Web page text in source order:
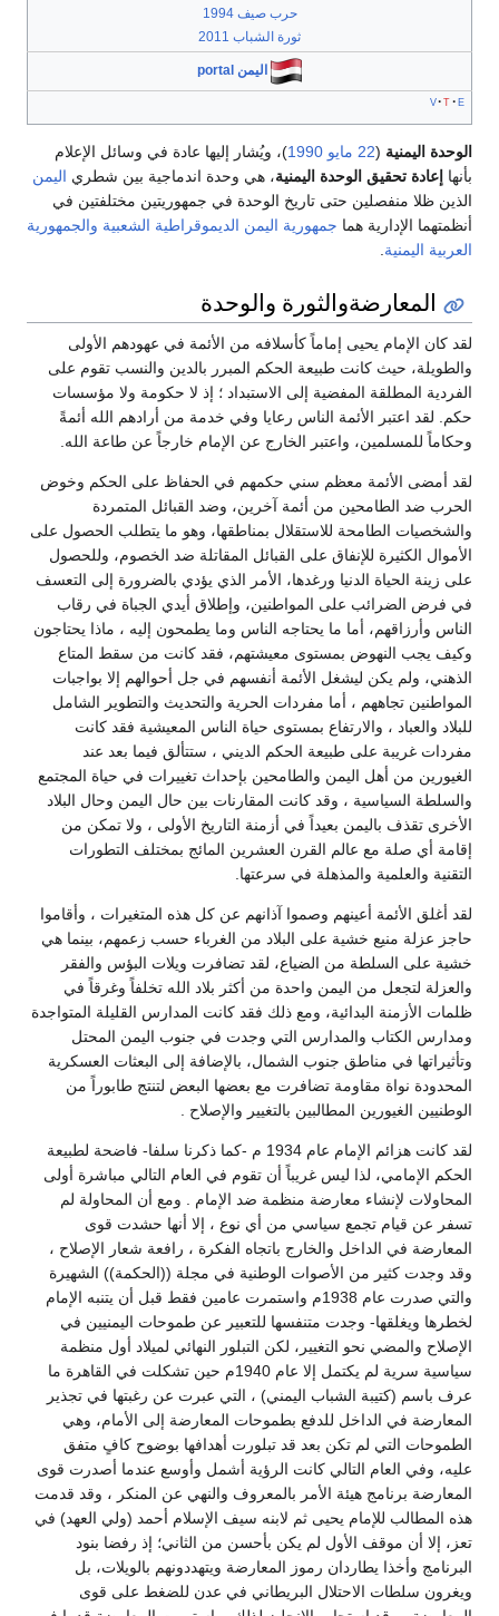
حرب صيف 1994
ثورة الشباب 2011
اليمن portal
v t e
الوحدة اليمنية (22 مايو 1990)، ويُشار إليها عادة في وسائل الإعلام
بأنها إعادة تحقيق الوحدة اليمنية، هي وحدة اندماجية بين شطري اليمن
الذين ظلا منفصلين حتى تاريخ الوحدة في جمهوريتين مختلفتين في
أنظمتهما الإدارية هما جمهورية اليمن الديموقراطية الشعبية والجمهورية
العربية اليمنية
المعارضةوالثورة والوحدة
لقد كان الإمام يحيى إماماً كأسلافه من الأئمة في عهودهم الأولى
والطويلة، حيث كانت طبيعة الحكم المبرر بالدين والنسب تقوم على
الفردية المطلقة المفضية إلى الاستبداد ؛ إذ لا حكومة ولا مؤسسات
حكم. لقد اعتبر الأئمة الناس رعايا وفي خدمة من أرادهم الله أئمةً
وحكاماً للمسلمين، واعتبر الخارج عن الإمام خارجاً عن طاعة الله.
لقد أمضى الأئمة معظم سني حكمهم في الحفاظ على الحكم وخوض
الحرب ضد الطامحين من أئمة آخرين، وضد القبائل المتمردة
والشخصيات الطامحة للاستقلال بمناطقها، وهو ما يتطلب الحصول على
الأموال الكثيرة للإنفاق على القبائل المقاتلة ضد الخصوم، وللحصول
على زينة الحياة الدنيا ورغدها، الأمر الذي يؤدي بالضرورة إلى التعسف
في فرض الضرائب على المواطنين، وإطلاق أيدي الجباة في رقاب
الناس وأرزاقهم، أما ما يحتاجه الناس وما يطمحون إليه ، ماذا يحتاجون
وكيف يجب النهوض بمستوى معيشتهم، فقد كانت من سقط المتاع
الذهني، ولم يكن ليشغل الأئمة أنفسهم في جل أحوالهم إلا بواجبات
المواطنين تجاههم ، أما مفردات الحرية والتحديث والتطوير الشامل
للبلاد والعباد ، والارتفاع بمستوى حياة الناس المعيشية فقد كانت
مفردات غريبة على طبيعة الحكم الديني ، ستتألق فيما بعد عند
الغيورين من أهل اليمن والطامحين بإحداث تغييرات في حياة المجتمع
والسلطة السياسية ، وقد كانت المقارنات بين حال اليمن وحال البلاد
الأخرى تقذف باليمن بعيداً في أزمنة التاريخ الأولى ، ولا تمكن من
إقامة أي صلة مع عالم القرن العشرين المائج بمختلف التطورات
التقنية والعلمية والمذهلة في سرعتها.
لقد أغلق الأئمة أعينهم وصموا آذانهم عن كل هذه المتغيرات ، وأقاموا
حاجز عزلة منيع خشية على البلاد من الغرباء حسب زعمهم، بينما هي
خشية على السلطة من الضياع، لقد تضافرت ويلات البؤس والفقر
والعزلة لتجعل من اليمن واحدة من أكثر بلاد الله تخلفاً وغرقاً في
ظلمات الأزمنة البدائية، ومع ذلك فقد كانت المدارس القليلة المتواجدة
ومدارس الكتاب والمدارس التي وجدت في جنوب اليمن المحتل
وتأثيراتها في مناطق جنوب الشمال، بالإضافة إلى البعثات العسكرية
المحدودة نواة مقاومة تضافرت مع بعضها البعض لتنتج طابوراً من
الوطنيين الغيورين المطالبين بالتغيير والإصلاح .
لقد كانت هزائم الإمام عام 1934 م -كما ذكرنا سلفا- فاضحة لطبيعة
الحكم الإمامي، لذا ليس غريباً أن تقوم في العام التالي مباشرة أولى
المحاولات لإنشاء معارضة منظمة ضد الإمام . ومع أن المحاولة لم
تسفر عن قيام تجمع سياسي من أي نوع ، إلا أنها حشدت قوى
المعارضة في الداخل والخارج باتجاه الفكرة ، رافعة شعار الإصلاح ،
وقد وجدت كثير من الأصوات الوطنية في مجلة ((الحكمة)) الشهيرة
والتي صدرت عام 1938م واستمرت عامين فقط قبل أن يتنبه الإمام
لخطرها ويغلقها- وجدت متنفسها للتعبير عن طموحات اليمنيين في
الإصلاح والمضي نحو التغيير، لكن التبلور النهائي لميلاد أول منظمة
سياسية سرية لم يكتمل إلا عام 1940م حين تشكلت في القاهرة ما
عرف باسم (كتيبة الشباب اليمني) ، التي عبرت عن رغبتها في تجذير
المعارضة في الداخل للدفع بطموحات المعارضة إلى الأمام، وهي
الطموحات التي لم تكن بعد قد تبلورت أهدافها بوضوح كافٍ متفق
عليه، وفي العام التالي كانت الرؤية أشمل وأوسع عندما أصدرت قوى
المعارضة برنامج هيئة الأمر بالمعروف والنهي عن المنكر ، وقد قدمت
هذه المطالب للإمام يحيى ثم لابنه سيف الإسلام أحمد (ولي العهد) في
تعز، إلا أن موقف الأول لم يكن بأحسن من الثاني؛ إذ رفضا بنود
البرنامج وأخذا يطاردان رموز المعارضة ويتهددونهم بالويلات، بل
ويغرون سلطات الاحتلال البريطاني في عدن للضغط على قوى